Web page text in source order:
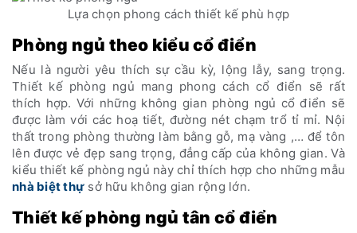
Lựa chọn phong cách thiết kế phù hợp
Phòng ngủ theo kiểu cổ điển
Nếu là người yêu thích sự cầu kỳ, lộng lẫy, sang trọng.
Thiết kế phòng ngủ mang phong cách cổ điển sẽ rất
thích hợp. Với những không gian phòng ngủ cổ điển sẽ
được làm với các hoạ tiết, đường nét chạm trổ tỉ mỉ. Nội
thất trong phòng thường làm bằng gỗ, mạ vàng ,… để tôn
lên được vẻ đẹp sang trọng, đẳng cấp của không gian. Và
kiểu thiết kế phòng ngủ này chỉ thích hợp cho những mẫu
nhà biệt thự sở hữu không gian rộng lớn.
Thiết kế phòng ngủ tân cổ điển